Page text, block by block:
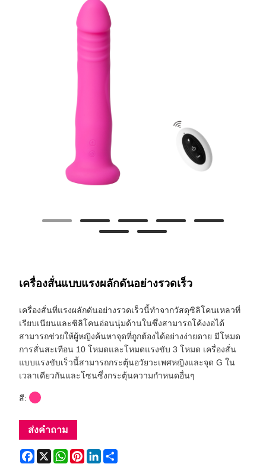
เครื่องสั่นแบบแรงผลักดันอย่างรวดเร็ว
เครื่องสั่นที่แรงผลักดันอย่างรวดเร็วนี้ทำจากวัสดุซิลิโคนเหลวที่
เรียบเนียนและซิลิโคนอ่อนนุ่มด้านในซึ่งสามารถโค้งงอได้
สามารถช่วยให้ผู้หญิงค้นหาจุดที่ถูกต้องได้อย่างง่ายดาย มีโหมด
การสั่นสะเทือน 10 โหมดและโหมดแรงขับ 3 โหมด เครื่องสั่น
แบบแรงขับเร็วนี้สามารถกระตุ้นอวัยวะเพศหญิงและจุด G ใน
เวลาเดียวกันและโซนซึ่งกระตุ้นความกำหนดอื่นๆ
สี:
ส่งคำถาม
Facebook
X WhatsApp
Pinterest
LinkedIn